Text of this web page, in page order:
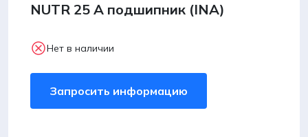
NUTR 25 A подшипник (INA)
Нет в наличии
Запросить информацию